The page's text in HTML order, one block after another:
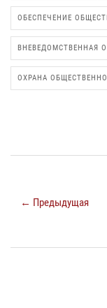
ОБЕСПЕЧЕНИЕ
ВНЕВЕДОМСТВЕННАЯ
ОХРАНА
← Предыдущая